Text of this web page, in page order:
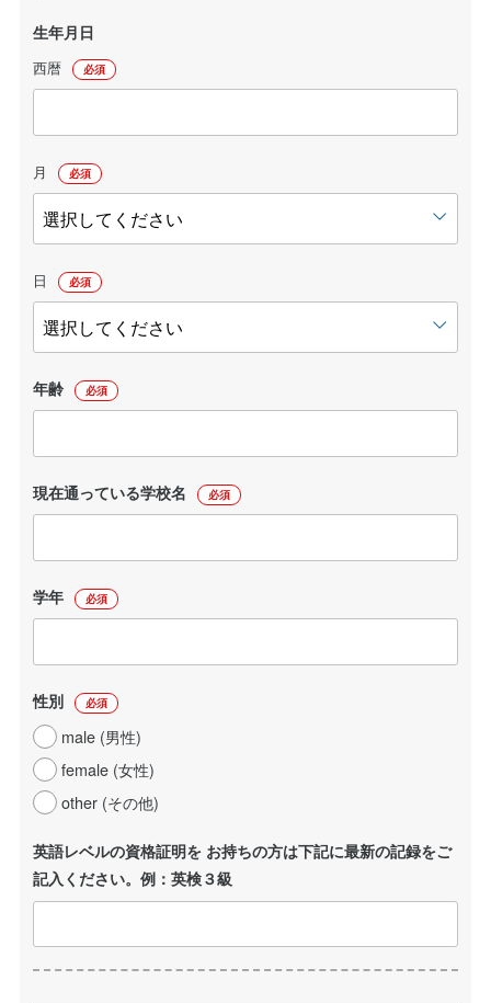
生年月日
西暦 必須
月 必須
日 必須
年齢 必須
現在通っている学校名 必須
学年 必須
性別 必須
male (男性)
female (女性)
other (その他)
英語レベルの資格証明を お持ちの方は下記に最新の記録をご
記入ください。例：英検３級